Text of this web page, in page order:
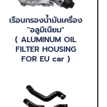
เรือนกรองน้ำมันเครื่อง
"อลูมิเนียม"
( ALUMINUM OIL
FILTER HOUSING
FOR EU car )